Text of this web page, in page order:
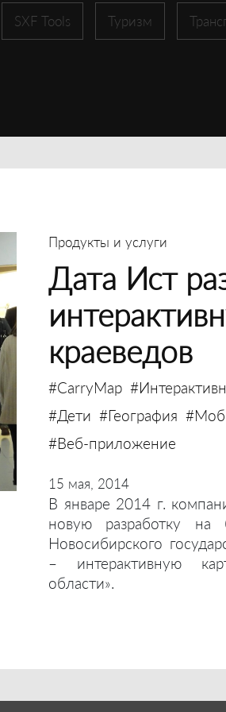
SXF Tools Туризм
Продукты и услуги
Дата Ист
краеведов
#CarryMap
#Дети #География
#Веб-приложение
15 мая, 2014
В январе 2014 г.
новую разработку
Новосибирского
– интерактивную
области».